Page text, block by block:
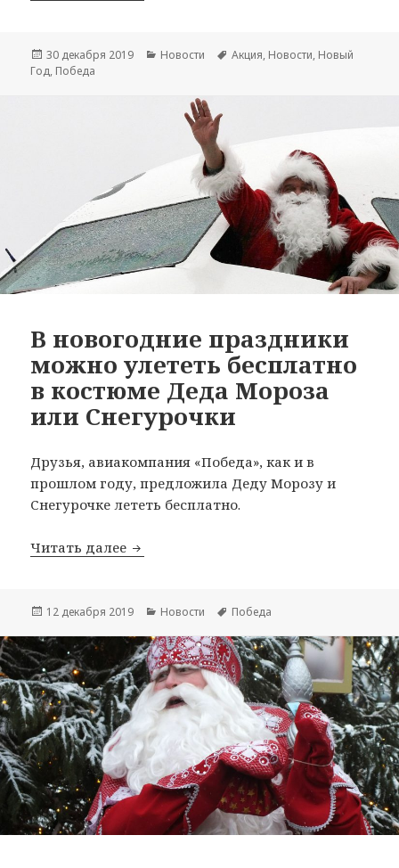
Опубликовано
30 декабря 2019 Рубрики
Новости Метки
Акция, Новости, Новый
Год, Победа
В новогодние праздники
можно улететь бесплатно
в костюме Деда Мороза
или Снегурочки
Друзья, авиакомпания «Победа», как и в
прошлом году, предложила Деду Морозу и
Снегурочке лететь бесплатно.
Читать далее В новогодние праздники можно
Опубликовано
12 декабря 2019 Рубрики
Новости Метки
Победа